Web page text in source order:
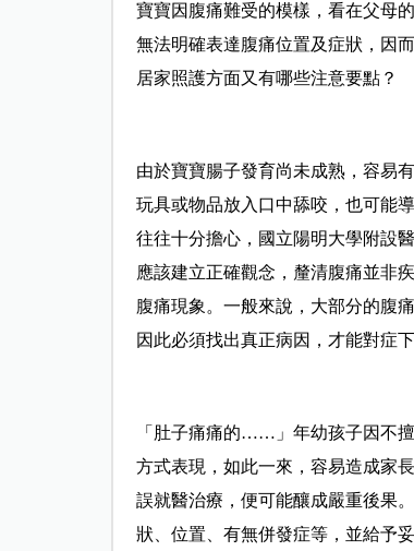
寶寶因腹痛難受的模樣，看在父母
無法明確表達腹痛位置及症狀，因
居家照護方面又有哪些注意要點？
由於寶寶腸子發育尚未成熟，容易
玩具或物品放入口中舔咬，也可能
往往十分擔心，國立陽明大學附設
應該建立正確觀念，釐清腹痛並非
腹痛現象。一般來說，大部分的腹
因此必須找出真正病因，才能對症
「肚子痛痛的……」年幼孩子因不
方式表現，如此一來，容易造成家
誤就醫治療，便可能釀成嚴重後果
狀、位置、有無併發症等，並給予妥